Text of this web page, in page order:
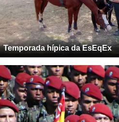
Temporada hípica da EsEqEx